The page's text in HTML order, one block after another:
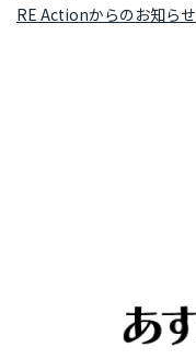
RE Actionからのお知らせ